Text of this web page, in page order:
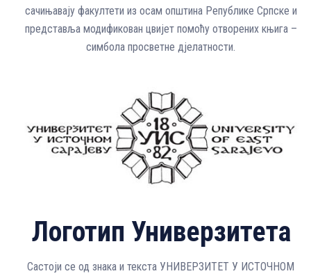
сачињавају факултети из осам општина Републике Српске и
представља модификован цвијет помоћу отворених књига –
симбола просветне дјелатности.
Логотип Универзитета
Састоји се од знака и текста УНИВЕРЗИТЕТ У ИСТОЧНОМ